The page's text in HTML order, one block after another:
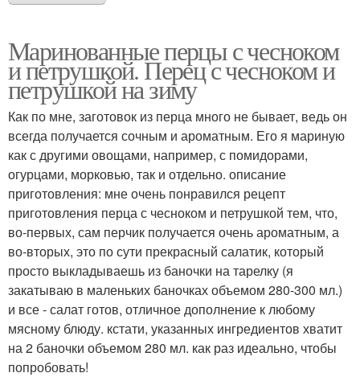
Маринованные перцы с чесноком
и петрушкой. Перец с чесноком и
петрушкой на зиму
Как по мне, заготовок из перца много не бывает, ведь он
всегда получается сочным и ароматным. Его я мариную
как с другими овощами, например, с помидорами,
огурцами, морковью, так и отдельно. описание
приготовления: мне очень понравился рецепт
приготовления перца с чесноком и петрушкой тем, что,
во-первых, сам перчик получается очень ароматным, а
во-вторых, это по сути прекрасный салатик, который
просто выкладываешь из баночки на тарелку (я
закатываю в маленьких баночках объемом 280-300 мл.)
и все - салат готов, отличное дополнение к любому
мясному блюду. кстати, указанных ингредиентов хватит
на 2 баночки объемом 280 мл. как раз идеально, чтобы
попробовать!